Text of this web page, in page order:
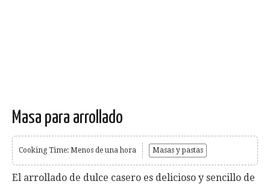
Masa para arrollado
Cooking Time: Menos de una hora Masas y pastas
El arrollado de dulce casero es delicioso y sencillo de